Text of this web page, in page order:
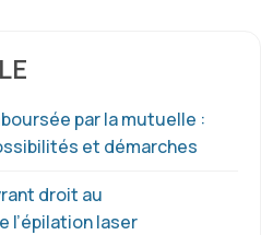
par la mutuelle :
et démarches
droit au
l’épilation laser